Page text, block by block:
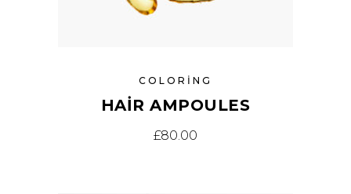
COLORING
HAIR AMPOULES
£80.00